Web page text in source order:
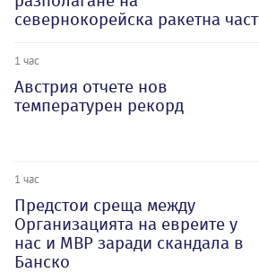
севернокорейска ракетна част
1 час
Австрия отчете нов
температурен рекорд
1 час
Предстои среща между
Организацията на евреите у
нас и МВР заради скандала в
Банско